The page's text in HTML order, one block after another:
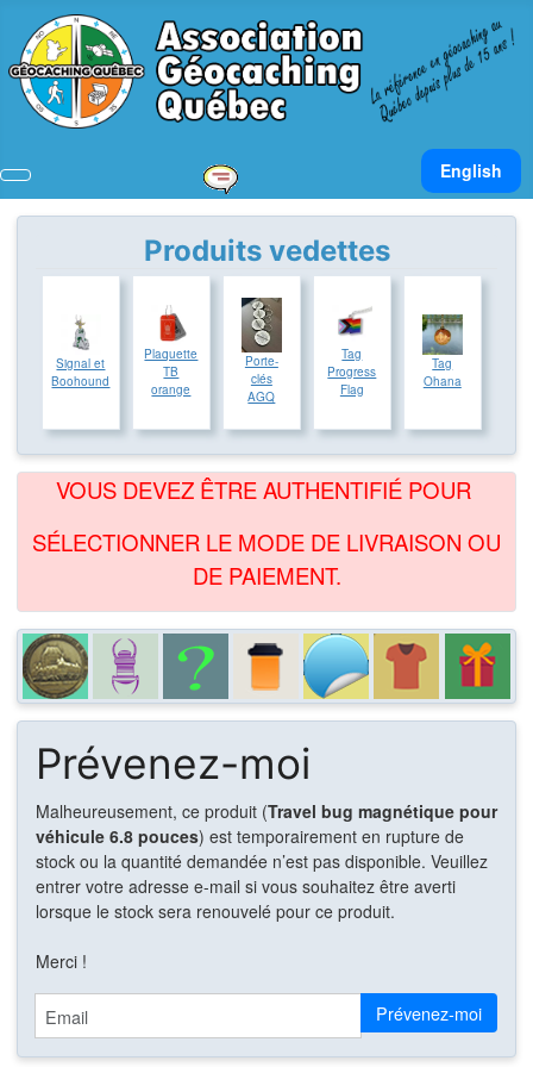
Sélectionnez
English
Produits vedettes
Signal et
Boohound
Plaquette
TB
orange
Porte-
clés
AGQ
Tag
Progress
Flag
Tag
Ohana
VOUS DEVEZ ÊTRE AUTHENTIFIÉ POUR
SÉLECTIONNER LE MODE DE LIVRAISON OU
DE PAIEMENT.
Prévenez-moi
Malheureusement, ce produit (Travel bug magnétique pour
véhicule 6.8 pouces) est temporairement en rupture de
stock ou la quantité demandée n’est pas disponible. Veuillez
entrer votre adresse e-mail si vous souhaitez être averti
lorsque le stock sera renouvelé pour ce produit.
Merci !
Prévenez-moi